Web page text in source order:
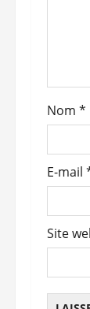
a
r
t
i
c
l
e
Nom *
E-mail
Site